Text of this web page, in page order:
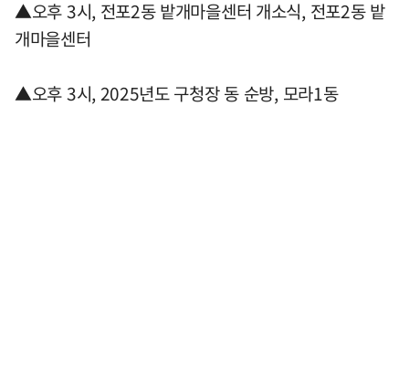
▲오후 3시, 전포2동 밭개마을센터 개소식, 전포2동 밭
개마을센터
▲오후 3시, 2025년도 구청장 동 순방, 모라1동